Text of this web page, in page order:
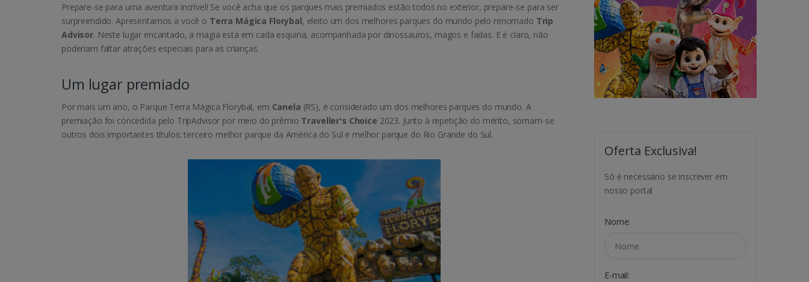
Prepare-se para uma aventura incrível! Se você acha que os parques mais premiados estão todos no exterior, prepare-se para ser
surpreendido. Apresentamos a você o Terra Mágica Florybal, eleito um dos melhores parques do mundo pelo renomado Trip
Advisor. Neste lugar encantado, a magia está em cada esquina, acompanhada por dinossauros, magos e fadas. E é claro, não
poderiam faltar atrações especiais para as crianças.
Um lugar premiado
Por mais um ano, o Parque Terra Mágica Florybal, em Canela (RS), é considerado um dos melhores parques do mundo. A
premiação foi concedida pelo TripAdvisor por meio do prêmio Traveller's Choice 2023. Junto à repetição do mérito, somam-se
outros dois importantes títulos: terceiro melhor parque da América do Sul e melhor parque do Rio Grande do Sul.
Oferta Exclusiva!
Só é necessário se inscrever em
nosso portal
Nome:
E-mail: